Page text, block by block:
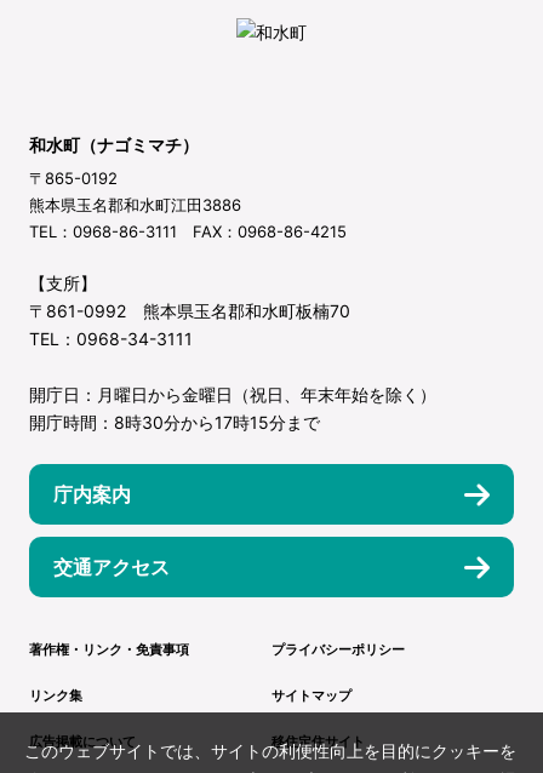
和水町（ナゴミマチ）
〒865-0192
熊本県玉名郡和水町江田3886
TEL：0968-86-3111 FAX：0968-86-4215
【支所】
〒861-0992 熊本県玉名郡和水町板楠70
TEL：0968-34-3111
開庁日：月曜日から金曜日（祝日、年末年始を除く）
開庁時間：8時30分から17時15分まで
庁内案内
交通アクセス
著作権・リンク・免責事項 プライバシーポリシー
リンク集 サイトマップ
広告掲載について 移住定住サイト
このウェブサイトでは、サイトの利便性向上を目的にクッキーを